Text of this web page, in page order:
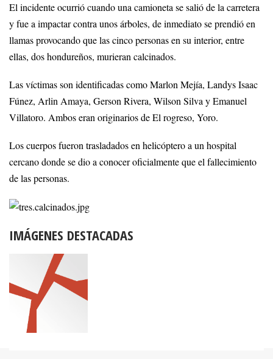
El incidente ocurrió cuando una camioneta se salió de la carretera
y fue a impactar contra unos árboles, de inmediato se prendió en
llamas provocando que las cinco personas en su interior, entre
ellas, dos hondureños, murieran calcinados.
Las víctimas son identificadas como Marlon Mejía, Landys Isaac
Fúnez, Arlin Amaya, Gerson Rivera, Wilson Silva y Emanuel
Villatoro. Ambos eran originarios de El rogreso, Yoro.
Los cuerpos fueron trasladados en helicóptero a un hospital
cercano donde se dio a conocer oficialmente que el fallecimiento
de las personas.
IMÁGENES DESTACADAS